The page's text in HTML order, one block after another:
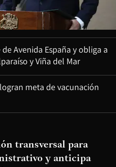
Avenida España y obliga a
y Viña del Mar
meta de vacunación
transversal para
y anticipa